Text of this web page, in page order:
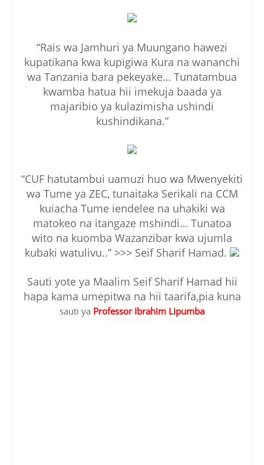
“Rais wa Jamhuri ya Muungano hawezi
kupatikana kwa kupigiwa Kura na wananchi
wa Tanzania bara pekeyake… Tunatambua
kwamba hatua hii imekuja baada ya
majaribio ya kulazimisha ushindi
kushindikana.”
“CUF hatutambui uamuzi huo wa Mwenyekiti
wa Tume ya ZEC, tunaitaka Serikali na CCM
kuiacha Tume iendelee na uhakiki wa
matokeo na itangaze mshindi… Tunatoa
wito na kuomba Wazanzibar kwa ujumla
kubaki watulivu..” >>> Seif Sharif Hamad.
Sauti yote ya Maalim Seif Sharif Hamad hii
hapa kama umepitwa na hii taarifa,pia kuna
sauti ya Professor Ibrahim Lipumba